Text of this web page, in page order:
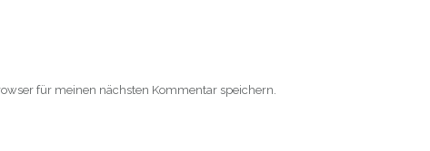
für meinen nächsten Kommentar speichern.